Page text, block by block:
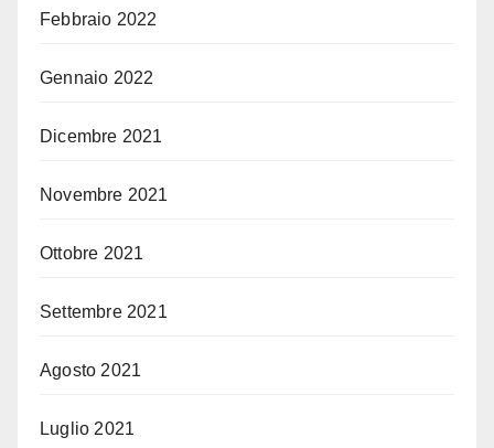
Febbraio 2022
Gennaio 2022
Dicembre 2021
Novembre 2021
Ottobre 2021
Settembre 2021
Agosto 2021
Luglio 2021